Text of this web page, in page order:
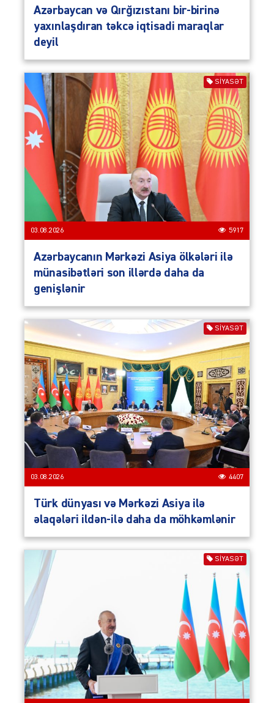
Azərbaycan və Qırğızıstanı bir-birinə
yaxınlaşdıran təkcə iqtisadi maraqlar
deyil
SIYASƏT
03.08.2026 5917
Azərbaycanın Mərkəzi Asiya ölkələri ilə
münasibətləri son illərdə daha da
genişlənir
SIYASƏT
03.08.2026 4407
Türk dünyası və Mərkəzi Asiya ilə
əlaqələri ildən-ilə daha da möhkəmlənir
SIYASƏT